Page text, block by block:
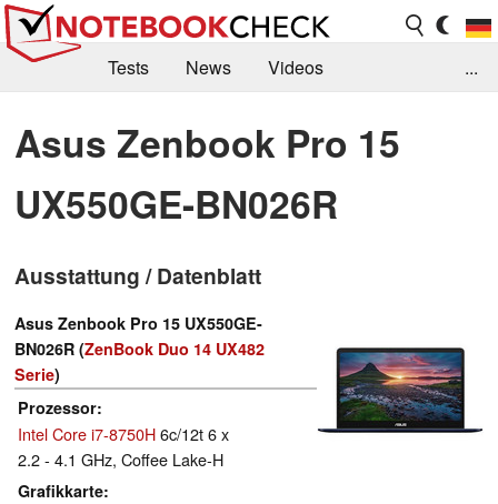
Tests News
Videos
Kaufberatung
Deals Suche
Jobs
Forum
...
Asus Zenbook Pro 15
UX550GE-BN026R
Ausstattung / Datenblatt
Asus Zenbook Pro 15 UX550GE-
BN026R (ZenBook Duo 14 UX482
Serie)
Prozessor
Intel Core i7-8750H6c/12t 6 x
2.2 - 4.1 GHz, Coffee Lake-H
Grafikkarte